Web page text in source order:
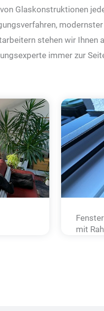
Glaskonstruktionen
stehen wir Ihnen
immer zur
mit